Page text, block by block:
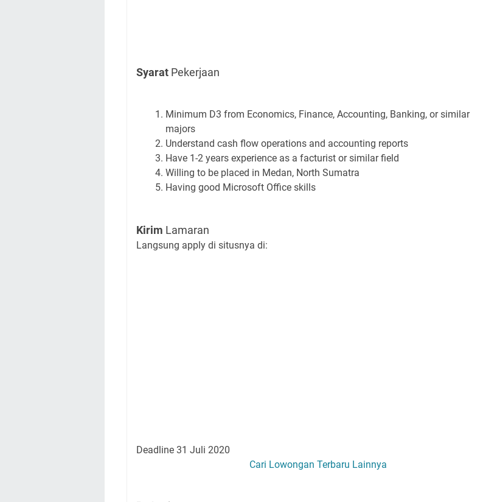
Syarat Pekerjaan
Minimum D3 from Economics, Finance, Accounting, Banking, or similar
majors
Understand cash flow operations and accounting reports
Have 1-2 years experience as a facturist or similar field
Willing to be placed in Medan, North Sumatra
Having good Microsoft Office skills
Kirim Lamaran
Langsung apply di situsnya di:
Deadline 31 Juli 2020
Cari Lowongan Terbaru Lainnya